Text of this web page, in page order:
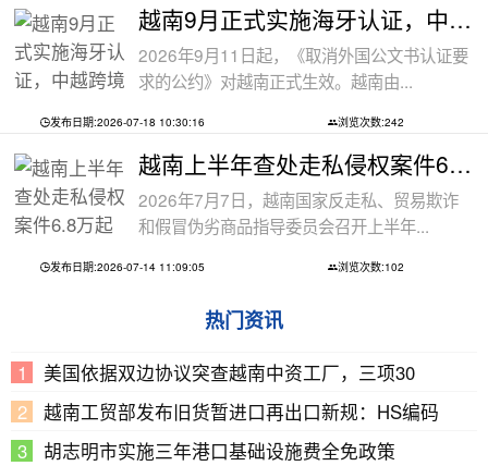
越南9月正式实施海牙认证，中越跨境文件
2026年9月11日起，《取消外国公文书认证要
求的公约》对越南正式生效。越南由...
发布日期:2026-07-18 10:30:16 浏览次数:242
越南上半年查处走私侵权案件6.8万起
2026年7月7日，越南国家反走私、贸易欺诈
和假冒伪劣商品指导委员会召开上半年...
发布日期:2026-07-14 11:09:05 浏览次数:102
热门资讯
美国依据双边协议突查越南中资工厂，三项30
越南工贸部发布旧货暂进口再出口新规：HS编码
胡志明市实施三年港口基础设施费全免政策